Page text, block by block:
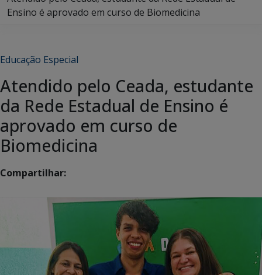
Ensino é aprovado em curso de Biomedicina
Educação Especial
Atendido pelo Ceada, estudante
da Rede Estadual de Ensino é
aprovado em curso de
Biomedicina
Compartilhar: